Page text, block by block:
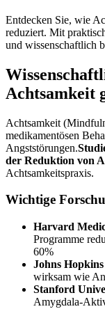
Entdecken Sie, wie
reduziert. Mit
und wissenschaftlich
Achtsamkeit
Achtsamkeit
medikamentösen
Angststörungen.
der Reduktion von
Achtsamkeitspraxis.
Wichtige
Harvard
Programme
60%
Johns
wirksam wie
Stanford
Amygdala-